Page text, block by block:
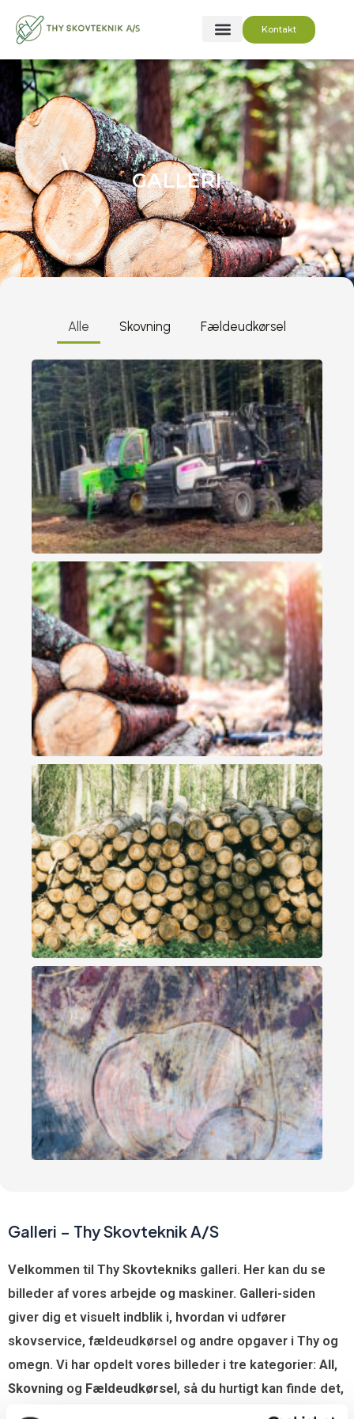
indholdet
Kontakt
GALLERI
Alle Skovning Fældeudkørsel
Galleri – Thy Skovteknik A/S
Velkommen til Thy Skovtekniks galleri. Her kan du se
billeder af vores arbejde og maskiner. Galleri-siden
giver dig et visuelt indblik i, hvordan vi udfører
skovservice, fældeudkørsel og andre opgaver i Thy og
omegn. Vi har opdelt vores billeder i tre kategorier: All ,
Skovning og Fældeudkørsel , så du hurtigt kan finde det,